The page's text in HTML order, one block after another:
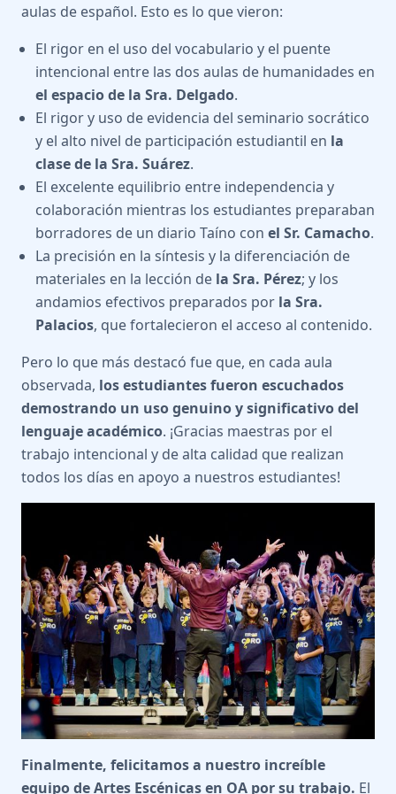
aulas de español. Esto es lo que vieron:
El rigor en el uso del vocabulario y el puente
intencional entre las dos aulas de humanidades en
el espacio de la Sra. Delgado.
El rigor y uso de evidencia del seminario socrático
y el alto nivel de participación estudiantil en la
clase de la Sra. Suárez.
El excelente equilibrio entre independencia y
colaboración mientras los estudiantes preparaban
borradores de un diario Taíno con el Sr. Camacho.
La precisión en la síntesis y la diferenciación de
materiales en la lección de la Sra. Pérez; y los
andamios efectivos preparados por la Sra.
Palacios, que fortalecieron el acceso al contenido.
Pero lo que más destacó fue que, en cada aula
observada, los estudiantes fueron escuchados
demostrando un uso genuino y significativo del
lenguaje académico. ¡Gracias maestras por el
trabajo intencional y de alta calidad que realizan
todos los días en apoyo a nuestros estudiantes!
Finalmente, felicitamos a nuestro increíble
equipo de Artes Escénicas en OA por su trabajo. El